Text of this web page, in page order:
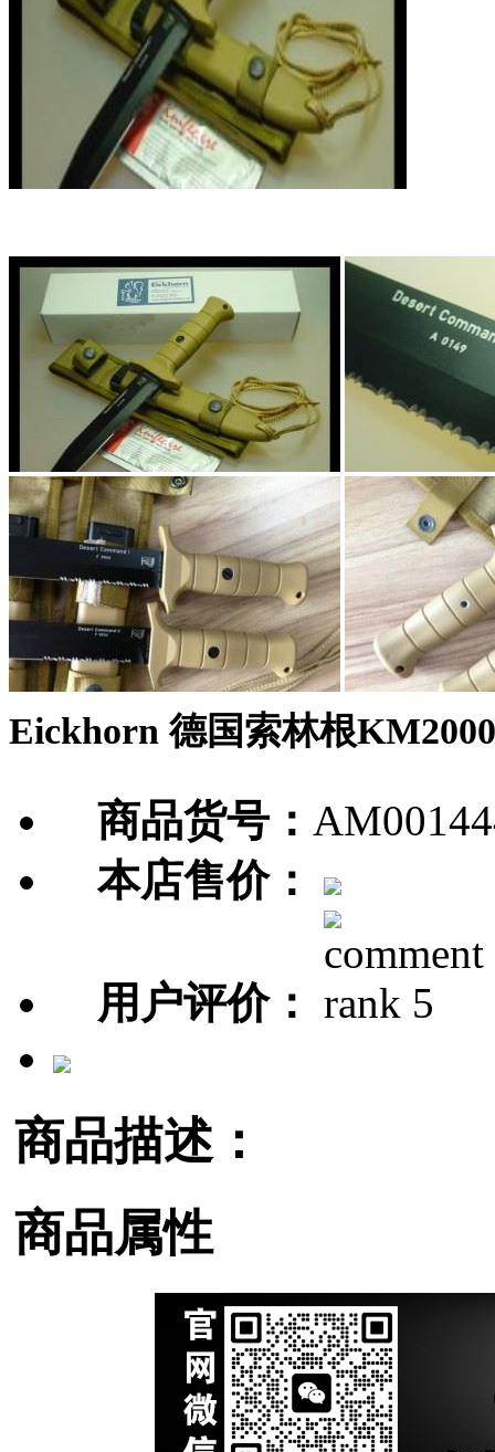
Eickhorn 德国索林根
商品货号：
本店售价：
用户评价：
商品描述：
商品属性